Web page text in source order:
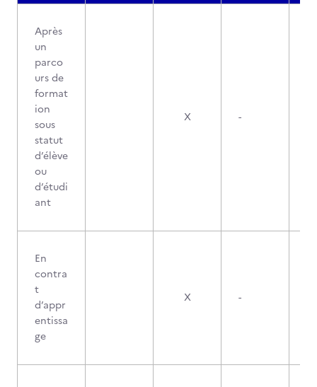
Après
un
parco
urs de
format
ion
sous
statut
d’élève
ou
d’étudi
ant
X -
En
contra
t
d’appr
entissa
ge
X -